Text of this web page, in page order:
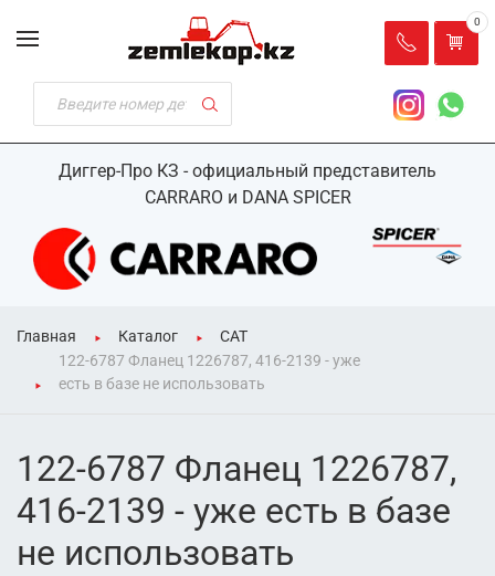
Диггер-Про КЗ - официальный представитель
CARRARO и DANA SPICER
0
Главная Каталог
CAT
122-6787 Фланец 1226787, 416-2139 - уже
есть в базе не использовать
122-6787 Фланец 1226787,
416-2139 - уже есть в базе
не использовать